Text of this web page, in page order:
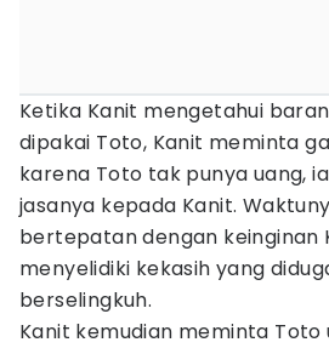
Ketika Kanit mengetahui
dipakai Toto, Kanit meminta
karena Toto tak punya uang,
jasanya kepada Kanit.
bertepatan dengan keinginan
menyelidiki kekasih yang
berselingkuh.
Kanit kemudian meminta Toto